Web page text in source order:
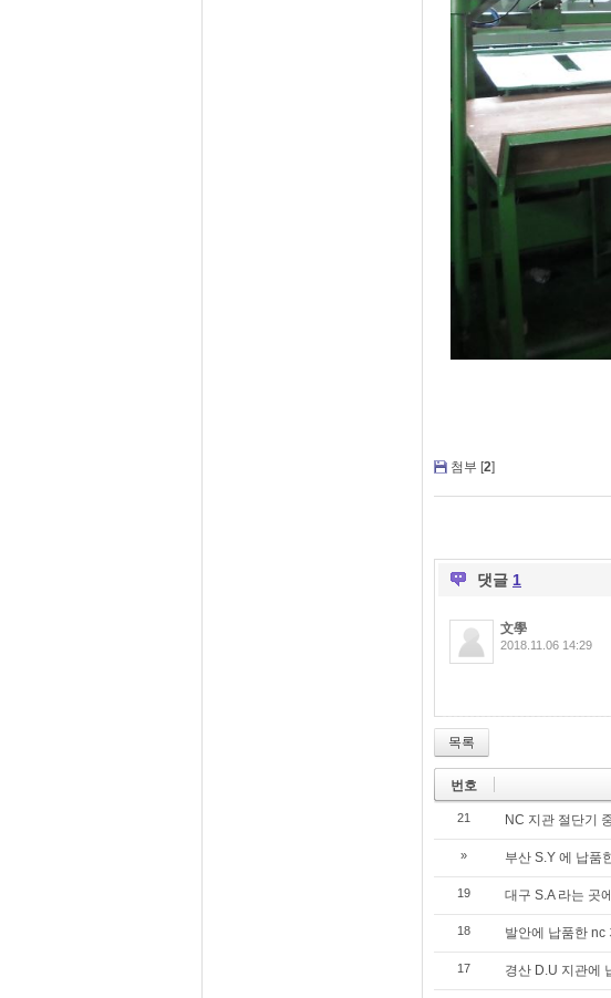
첨부 [2]
댓글 1
文學
2018.11.06 14:29
목록
번호
21 NC 지관 절단기
» 부산 S.Y 에 납품
19 대구 S.A 라는 곳
18 발안에 납품한 nc
17 경산 D.U 지관에